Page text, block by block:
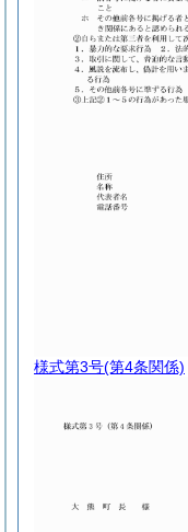
様式第3号(第4条関係)